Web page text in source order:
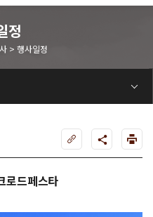
정
> 행사일정
비 예산 집행현황
역
로드페스타